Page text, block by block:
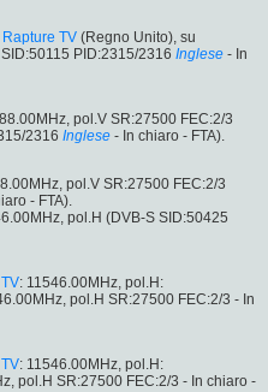
Rapture TV (Regno Unito), su
PID:2315/2316 Inglese - In
pol.V SR:27500 FEC:2/3
2316 Inglese - In chiaro - FTA).
pol.V SR:27500 FEC:2/3
- FTA).
pol.H (DVB-S SID:50425
: 11546.00MHz, pol.H:
pol.H SR:27500 FEC:2/3 - In
: 11546.00MHz, pol.H:
pol.H SR:27500 FEC:2/3 - In chiaro -